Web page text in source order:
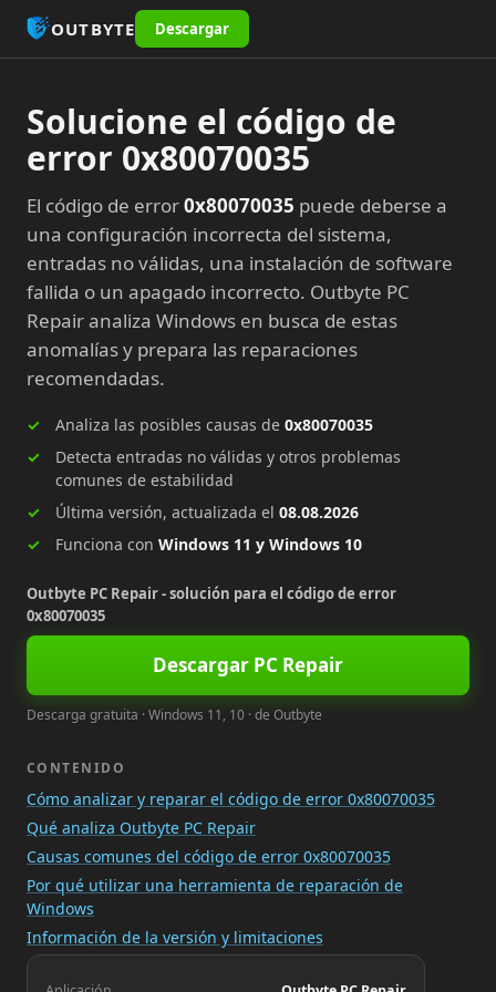
OUTBYTE Descargar
Solucione el código de
error 0x80070035
El código de error0x80070035 puede deberse a
una configuración incorrecta del sistema,
entradas no válidas, una instalación de software
fallida o un apagado incorrecto. Outbyte PC
Repair analiza Windows en busca de estas
anomalías y prepara las reparaciones
recomendadas.
Analiza las posibles causas de 0x80070035
Detecta entradas no válidas y otros problemas
comunes de estabilidad
Última versión, actualizada el 08.08.2026
Funciona con Windows 11 y Windows 10
Outbyte PC Repair - solución para el código de error
0x80070035
Descargar PC Repair
Descarga gratuita · Windows 11, 10 · de Outbyte
CONTENIDO
Cómo analizar y reparar el código de error 0x80070035
Qué analiza Outbyte PC Repair
Causas comunes del código de error 0x80070035
Por qué utilizar una herramienta de reparación de
Windows
Información de la versión y limitaciones